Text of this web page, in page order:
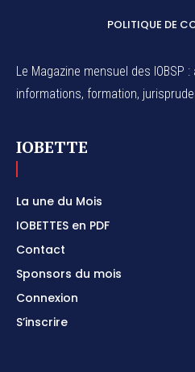
POLITIQUE DE
Le Magazine mensuel des IOBSP
informations, formation,
IOBETTE
La une du Mois
IOBETTES en PDF
Contact
Sponsors du mois
Connexion
S’inscrire